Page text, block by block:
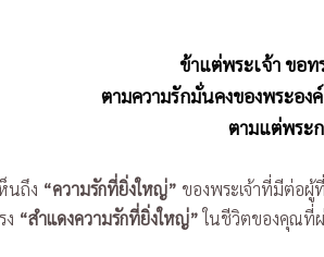
ข้าแต่พระเจ้า ขอ
ตามความรักมั่นคงของพระอง
ตามแต่พระ
นถึง “ความรักที่ยิ่งใหญ่” ของพระเจ้าที่มีต่อผู้
ง “สำแดงความรักที่ยิ่งใหญ่”ในชีวิตของคุณที่